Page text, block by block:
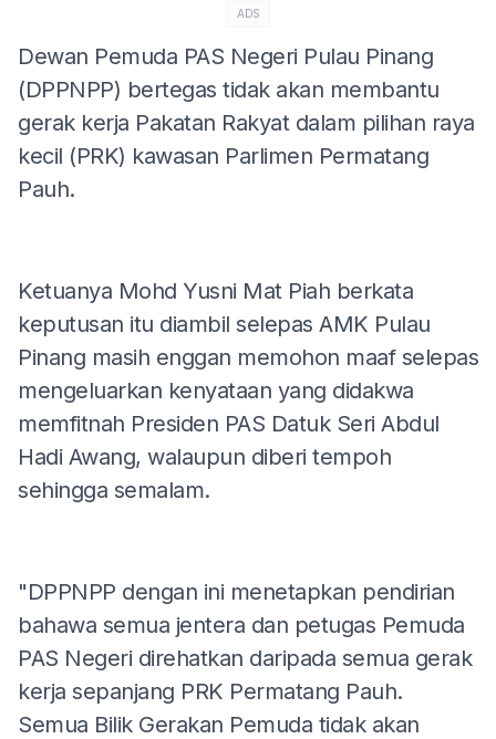
ADS
Dewan Pemuda PAS Negeri Pulau Pinang
(DPPNPP) bertegas tidak akan membantu
gerak kerja Pakatan Rakyat dalam pilihan raya
kecil (PRK) kawasan Parlimen Permatang
Pauh.
Ketuanya Mohd Yusni Mat Piah berkata
keputusan itu diambil selepas AMK Pulau
Pinang masih enggan memohon maaf selepas
mengeluarkan kenyataan yang didakwa
memfitnah Presiden PAS Datuk Seri Abdul
Hadi Awang, walaupun diberi tempoh
sehingga semalam.
"DPPNPP dengan ini menetapkan pendirian
bahawa semua jentera dan petugas Pemuda
PAS Negeri direhatkan daripada semua gerak
kerja sepanjang PRK Permatang Pauh.
Semua Bilik Gerakan Pemuda tidak akan